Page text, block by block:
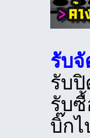
รับ
รับ
รับ
บิ๊กไ